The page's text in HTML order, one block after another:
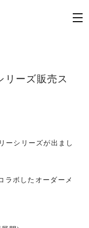
リーズ販売ス
ーシリーズが出まし
ボしたオーダーメ